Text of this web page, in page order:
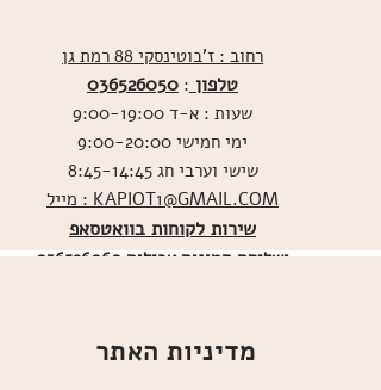
רחוב : ז'בוטינסקי 88 רמת גן
טלפון :
036526050
שעות : א-ד 9:00-19:00
ימי חמישי 9:00-20:00
שישי וערבי חג 8:45-14:45
מייל : KAPIOT1@GMAIL.COM
שירות לקוחות בוואטסאפ
ושליחת תמונות אכילות 036526060
מדיניות האתר